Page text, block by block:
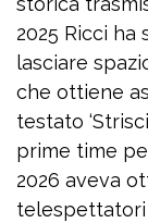
2025 Ricci ha
lasciare
che ottiene
testato
prime time
2026 aveva
telespettatori